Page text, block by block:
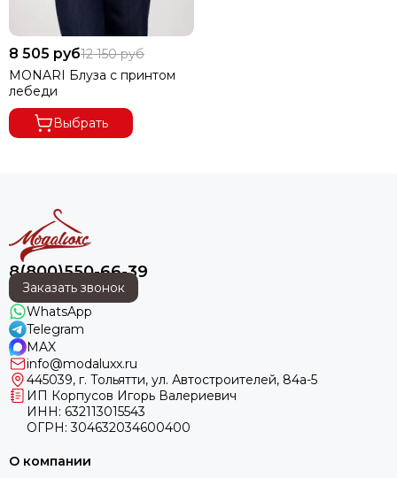
8 505 руб12 150 руб
MONARI Блуза с принтом
лебеди
Выбрать
8(800)550-66-39
Заказать звонок
WhatsApp
Telegram
MAX
info@modaluxx.ru
445039, г. Тольятти, ул. Автостроителей, 84а-5
ИП Корпусов Игорь Валериевич
ИНН: 632113015543
ОГРН: 304632034600400
О компании